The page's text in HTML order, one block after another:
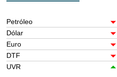
Petróleo
Dólar
Euro
DTF
UVR